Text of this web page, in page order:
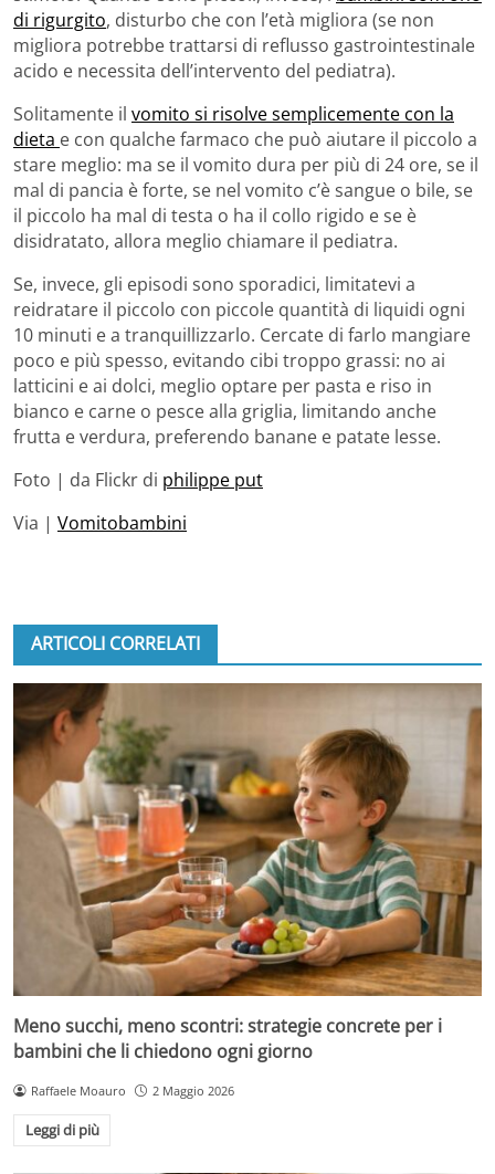
di rigurgito, disturbo che con l’età migliora (se non
migliora potrebbe trattarsi di reflusso gastrointestinale
acido e necessita dell’intervento del pediatra).
Solitamente il vomito si risolve semplicemente con la
dieta e con qualche farmaco che può aiutare il piccolo a
stare meglio: ma se il vomito dura per più di 24 ore, se il
mal di pancia è forte, se nel vomito c’è sangue o bile, se
il piccolo ha mal di testa o ha il collo rigido e se è
disidratato, allora meglio chiamare il pediatra.
Se, invece, gli episodi sono sporadici, limitatevi a
reidratare il piccolo con piccole quantità di liquidi ogni
10 minuti e a tranquillizzarlo. Cercate di farlo mangiare
poco e più spesso, evitando cibi troppo grassi: no ai
latticini e ai dolci, meglio optare per pasta e riso in
bianco e carne o pesce alla griglia, limitando anche
frutta e verdura, preferendo banane e patate lesse.
Foto | da Flickr di philippe put
Via | Vomitobambini
ARTICOLI CORRELATI
Meno succhi, meno scontri: strategie concrete per i
bambini che li chiedono ogni giorno
Raffaele Moauro 2 Maggio 2026
Leggi di più